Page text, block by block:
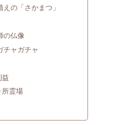
えの「さかまつ」
の仏像
チャガチャ
益
所霊場